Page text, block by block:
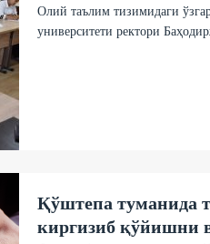
Олий таълим тизимидаги
университети ректори
Қўштепа туманида
киргизиб қўйишни